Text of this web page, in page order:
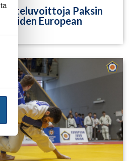
otteluvoittoja Paksin
European